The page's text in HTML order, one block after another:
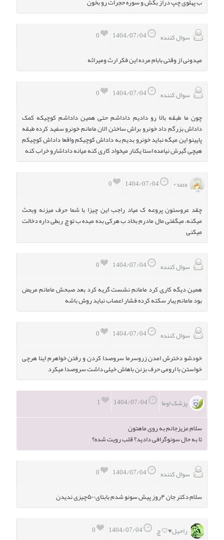
0
سوال کننده
میدونی از وقتی بابام مرده این فکر ارث ومیراثه
0
سوال کننده
چون ما طبقه بالا رو دادیم داداشم حتی همین داداشم کوچیکه کمک
داداش بزرگم داد خونرو براش ساختن الان مامانم خونرو سفید کرده طبقه
پایینو این میگه نباید خونرو بدیم به داداش کوچیکم واقعا داداش کوچیکم
هیچی گیرش نیامده استا یکنار میخواد کاری کنه میانه داداشارو خراب کنه
0
sara *
چقد عروستون پروعه ک میاد راجب این چیزا با شما حرف میزنه وبحث
میکنه، میگفتی مال مادرم بخاد ب هرکی بده میده ب تو چ ربطی داره دخالت
میکنی
0
سوال کننده
همین دیگه کاری کرد مامانم نشست گریه کرد بعد صبحش مامانم مریض
بود مامانم یبار سکته کرده فشار اعصاب نباید روش باشه
0
سوال کننده
خودشو دخترش امدن زروسرما سروصدا کردن و رفتن خواهرم اینا هرچی
خواستن با ارومی حرف بزنن باهاش خیلی داشت سروصدا میکرد
1
پزشک اوما
سلام عزیزجانم به روی ماهتون
تا به حال سونوگرافی دادید؟ قلب رویت شده؟
0
سوال کننده
سلام دکتر جان ۴روز پیش سونو شدم بابتای۵۰۰چیزی ندیدن
0
راحیل♥️🤍 چ